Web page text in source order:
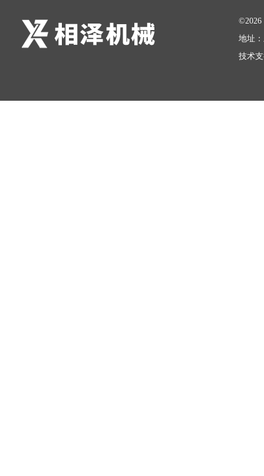
地址
技术